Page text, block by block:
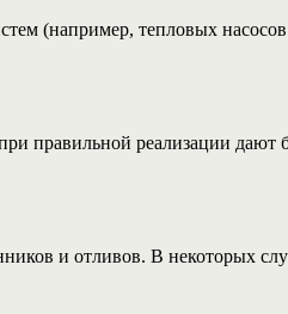
(например, тепловых
правильной реализации дают
и отливов. В некоторых